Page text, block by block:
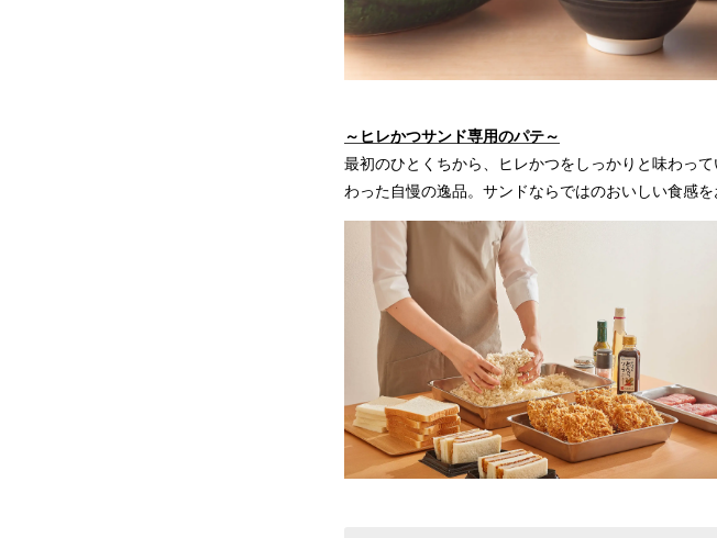
～ヒレかつサンド専用のパテ～
最初のひとくちから、ヒレかつをしっかりと味わっ
わった自慢の逸品。サンドならではのおいしい食感を